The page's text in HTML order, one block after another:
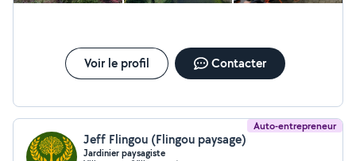
Voir le profil Contacter
Auto-entrepreneur
Jeff Flingou (Flingou paysage)
Jardinier paysagiste